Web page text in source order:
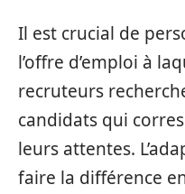
Il est crucial de
l’offre d’emploi à
recruteurs
candidats qui
leurs attentes.
faire la différence